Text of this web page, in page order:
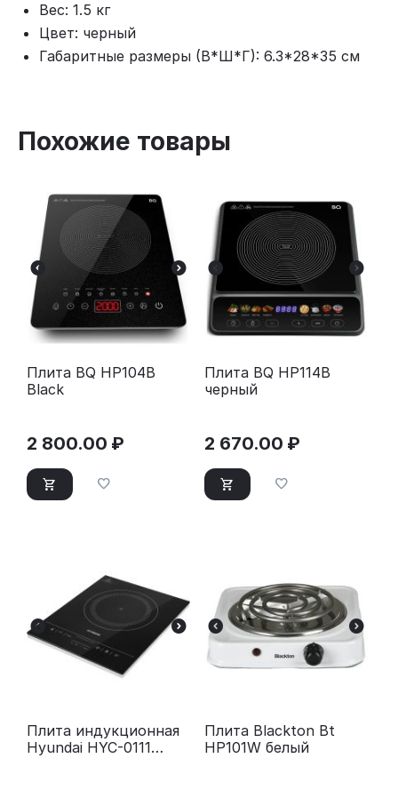
Вес: 1.5 кг
Цвет: черный
Габаритные размеры (В*Ш*Г): 6.3*28*35 см
Похожие товары
Плита BQ HP104B
Black
2 800.00 ₽
Плита BQ HP114B
черный
2 670.00 ₽
Плита индукционная
Hyundai HYC-0111
Плита Blackton Bt
HP101W белый